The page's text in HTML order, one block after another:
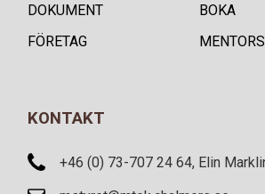
DOKUMENT
BOKA
FÖRETAG
KONTAKT
+46 (0) 73-707 24 64, Elin